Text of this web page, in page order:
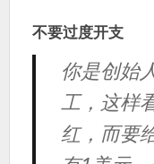
不要过度开支
你是创始
工，这样
红，而要